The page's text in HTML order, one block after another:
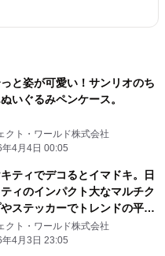
と姿が可愛い！サンリオのち
いぐるみペンケース。
クト・ワールド株式会社
4月4日 00:05
ティでデコるとイマドキ。日
ィのインパクト大なマルチク
やステッカーでトレンドの平成
ばっちりです。
クト・ワールド株式会社
4月3日 23:05